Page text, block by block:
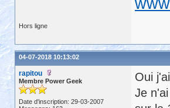
Hors ligne
04-07-2018 10:13:02
rapitou
Membre Power Geek
Date d'inscription: 29-03-2007
Oui
Je